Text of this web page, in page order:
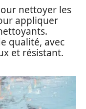
nettoyer les
appliquer
qualité, avec
et résistant.